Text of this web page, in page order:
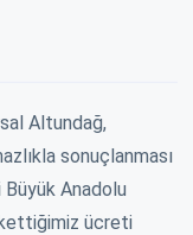
Altundağ,
sonuçlanması
Büyük Anadolu
ücreti